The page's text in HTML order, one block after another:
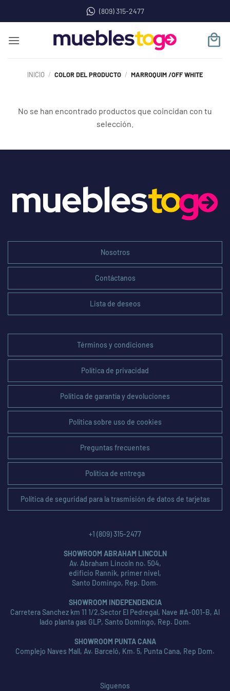
(809) 315-2477
INICIO / COLOR DEL PRODUCTO / MARROQUIM /OFF WHITE
No se han encontrado productos que coincidan con tu
selección.
Nosotros
Contáctanos
Lista de deseos
Términos y condiciones
Política de privacidad
Política de garantía y devoluciones
Política sobre uso de cookies
Preguntas frecuentes
Política de entrega
Política de seguridad para la trasmisión de datos de tarjetas
+1 (809) 315-2477
SHOWROOM ABRAHAM LINCOLN
Av. Abraham Lincoln no. 504,
edificio Rannik, primer nivel,
Santo Domingo, Rep. Dom.
SHOWROOM INDEPENDENCIA
Carretera Sanchez km 11 1/2,Sector El Pedregal, Nave #A-001-B, Al
lado planta gas GLP, Santo Domingo, Rep. Dom.
SHOWROOM PUNTA CANA
Complejo Naves Mall, Av. Barceló, Km. 5, Punta Cana, Rep Dom.
Síguenos